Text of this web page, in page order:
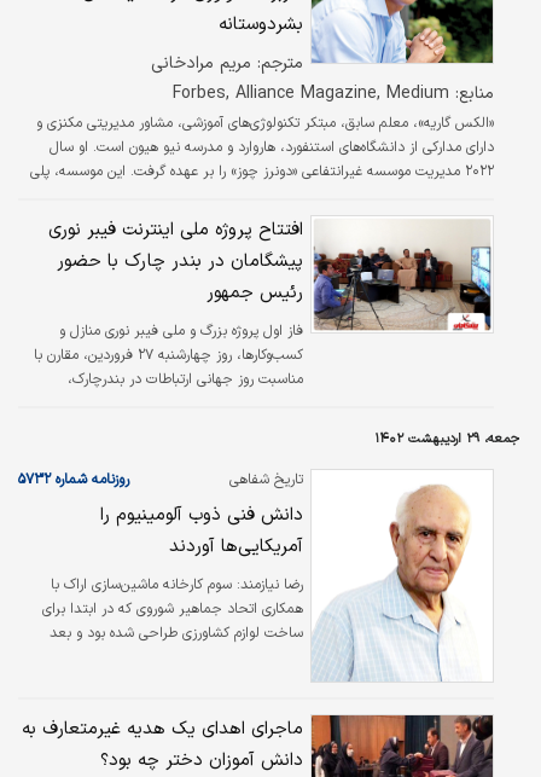
شبه‌‌‌نظامی، گویی درهای مخزن خشم باز شد و
آب‌‌‌های سیلابی قرمزرنگی به خیابان‌‌‌ها سرازیر شد.
خشم چیز جدیدی نیست و شاهد اعتراضات
خشونت‌‌‌آمیز…
بشردوستانه
مترجم: مریم مرادخانی
منابع: Forbes, Alliance Magazine, Medium
«الکس گاریه»، معلم سابق، مبتکر تکنولوژی‌‌‌های آموزشی، مشاور مدیریتی مکنزی و
دارای مدارکی از دانشگاه‌‌‌های استنفورد، هاروارد و مدرسه نیو هیون است. او سال
۲۰۲۲ مدیریت موسسه غیرانتفاعی «دونرز چوز» را بر عهده گرفت. این موسسه، پلی
نیازهای آموزشی خود را اعلام کنند. افراد خیر یا موسسات خیریه نیز که در این
سایت حضور دارند، می‌توانند با انتخاب معلم مورد نظر خود، به او کمک مالی
برسانند. این اولین بار نیست که الکس، مدیریت یک موسسه…
افتتاح پروژه ملی اینترنت فیبر نوری
پیشگامان در بندر چارک با حضور
رئیس جمهور
فاز اول پروژه بزرگ و ملی فیبر نوری منازل و
کسب‌وکارها، روز چهارشنبه ۲۷ فروردین، مقارن با
مناسبت روز جهانی ارتباطات در بندرچارک،
جمعه، ۲۹ اردیبهشت ۱۴۰۲
تاریخ شفاهی
روزنامه شماره ۵۷۳۲
دانش فنی ذوب آلومینیوم را
آمریکایی‌ها آوردند
رضا نيازمند: سوم کارخانه ماشین‌سازی اراک با
همکاری اتحاد جماهیر شوروی که در ابتدا برای
ساخت لوازم کشاورزی طراحی شده بود و بعد
صنایع کاربرد فراوان دارد و این کارخانه در آن موقع
احتیاجات کل کشور را تامین می‌کرد.
ماجرای اهدای یک هدیه غیرمتعارف به
دانش آموزان دختر چه بود؟